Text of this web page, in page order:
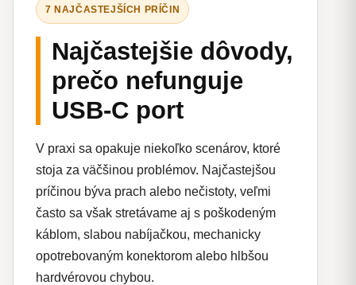
7 NAJČASTEJŠÍCH PRÍČIN
Najčastejšie dôvody,
prečo nefunguje
USB-C port
V praxi sa opakuje niekoľko scenárov, ktoré
stoja za väčšinou problémov. Najčastejšou
príčinou býva prach alebo nečistoty, veľmi
často sa však stretávame aj s poškodeným
káblom, slabou nabíjačkou, mechanicky
opotrebovaným konektorom alebo hlbšou
hardvérovou chybou.